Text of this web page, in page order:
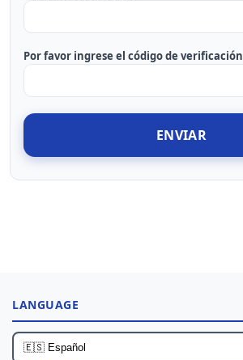
Por favor ingrese el código de verificación
ENVIAR
LANGUAGE